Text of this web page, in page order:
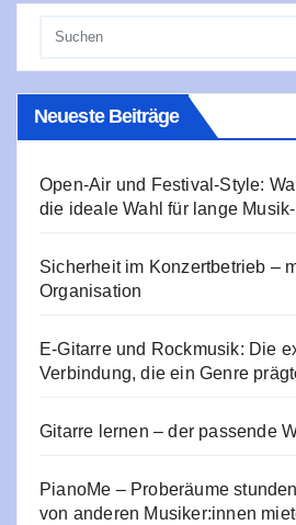
Neueste Beiträge
Open-Air und Festival-Style:
die ideale Wahl für lange
Sicherheit im Konzertbetrieb –
Organisation
E‑Gitarre und Rockmusik: Die
Verbindung, die ein Genre
Gitarre lernen – der passende
PianoMe – Proberäume
von anderen Musiker:innen